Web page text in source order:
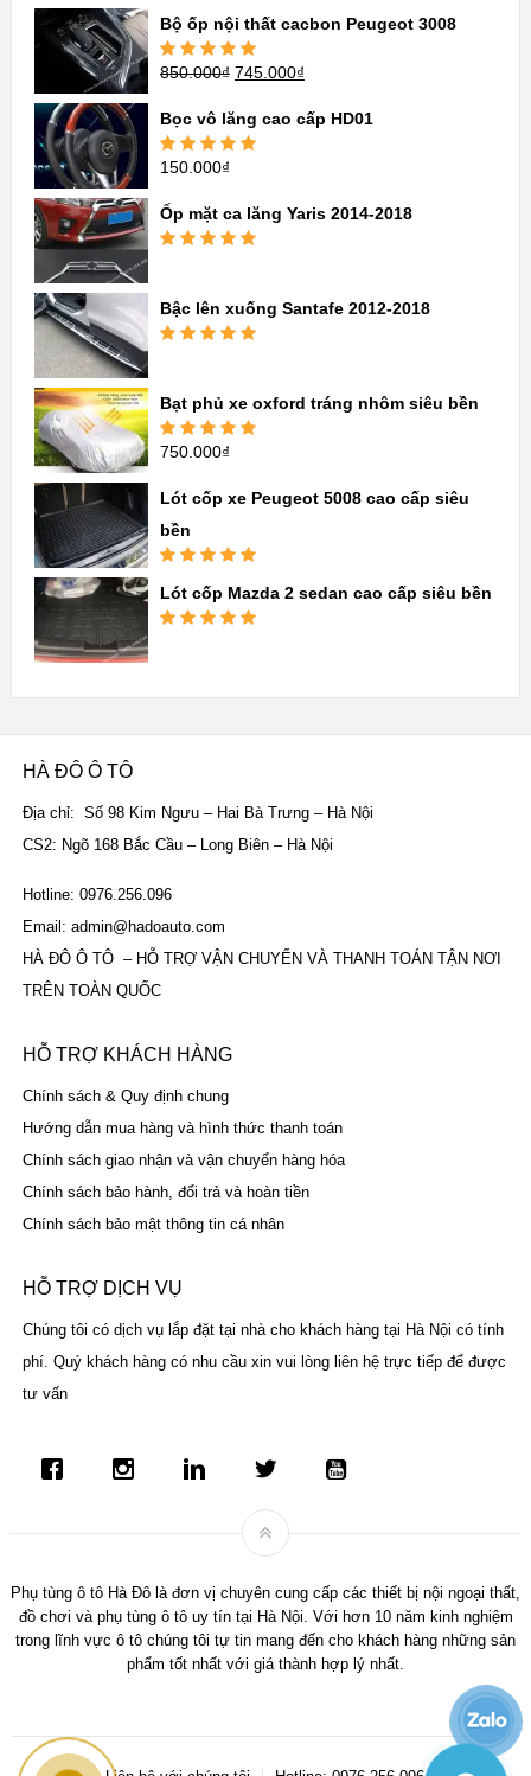
Bộ ốp nội thất cacbon Peugeot 3008
Được xếp
850.000₫ 745.000₫
Bọc vô lăng cao cấp HD01
Được xếp
sao
150.000₫
Ốp mặt ca lăng Yaris 2014-2018
Bậc lên xuống Santafe 2012-2018
Bạt phủ xe oxford tráng nhôm siêu bền
Được xếp
750.000₫
Lót cốp xe Peugeot 5008 cao cấp siêu
bền
hạng5.005
sao
Lót cốp Mazda 2 sedan cao cấp siêu bền
HÀ ĐÔ Ô TÔ
Địa chỉ: Số 98 Kim Ngưu – Hai Bà Trưng – Hà Nội
CS2: Ngõ 168 Bắc Cầu – Long Biên – Hà Nội
Hotline: 0976.256.096
Email: admin@hadoauto.com
HÀ ĐÔ Ô TÔ – HỖ TRỢ VẬN CHUYỂN VÀ THANH TOÁN TẬN NƠI
TRÊN TOÀN QUỐC
HỖ TRỢ KHÁCH HÀNG
Chính sách & Quy định chung
Hướng dẫn mua hàng và hình thức thanh toán
Chính sách giao nhận và vận chuyển hàng hóa
Chính sách bảo hành, đổi trả và hoàn tiền
Chính sách bảo mật thông tin cá nhân
HỖ TRỢ DỊCH VỤ
Chúng tôi có dịch vụ lắp đặt tại nhà cho khách hàng tại Hà Nội có tính
phí. Quý khách hàng có nhu cầu xin vui lòng liên hệ trực tiếp để được
tư vấn
Phụ tùng ô tô Hà Đô là đơn vị chuyên cung cấp các thiết bị nội ngoại thất,
đồ chơi và phụ tùng ô tô uy tín tại Hà Nội. Với hơn 10 năm kinh nghiệm
trong lĩnh vực ô tô chúng tôi tự tin mang đến cho khách hàng những sản
phẩm tốt nhất với giá thành hợp lý nhất.